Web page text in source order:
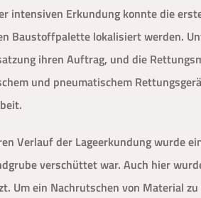
intensiven Erkundung konnte die
Baustoffpalette lokalisiert werden.
ihren Auftrag, und die
und pneumatischem
Verlauf der Lageerkundung wurde
verschüttet war. Auch hier
Um ein Nachrutschen von Material